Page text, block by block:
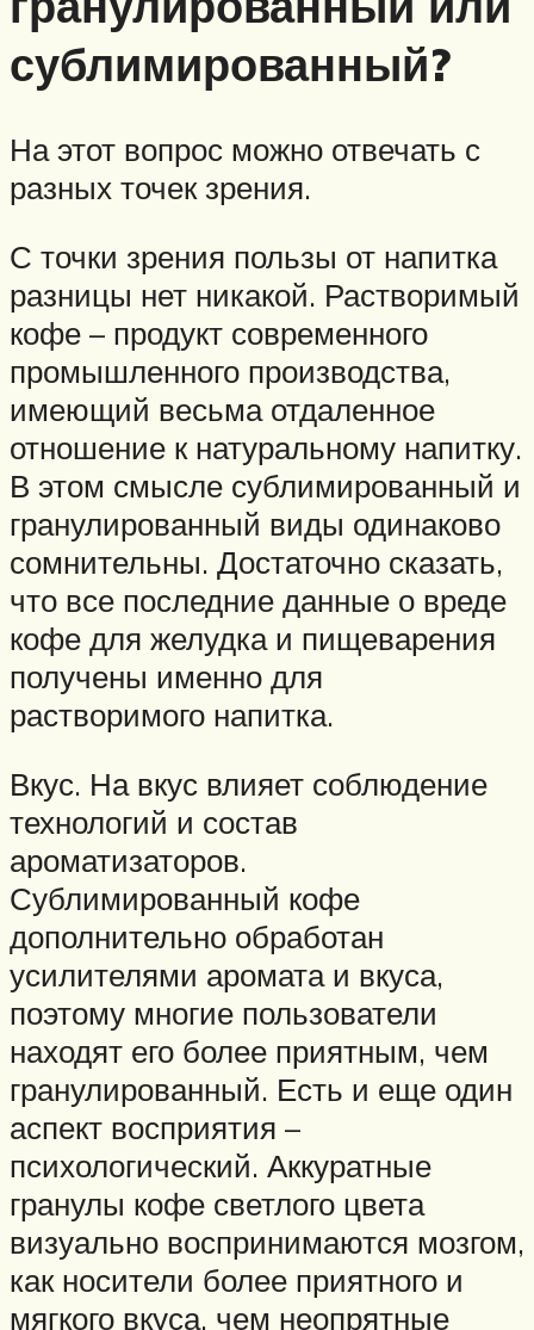
сублимированный?
На этот вопрос можно отвечать с
разных точек зрения.
С точки зрения пользы от напитка
разницы нет никакой. Растворимый
кофе – продукт современного
промышленного производства,
имеющий весьма отдаленное
отношение к натуральному напитку.
В этом смысле сублимированный и
гранулированный виды одинаково
сомнительны. Достаточно сказать,
что все последние данные о вреде
кофе для желудка и пищеварения
получены именно для
растворимого напитка.
Вкус. На вкус влияет соблюдение
технологий и состав
ароматизаторов.
Сублимированный кофе
дополнительно обработан
усилителями аромата и вкуса,
поэтому многие пользователи
находят его более приятным, чем
гранулированный. Есть и еще один
аспект восприятия –
психологический. Аккуратные
гранулы кофе светлого цвета
визуально воспринимаются мозгом,
как носители более приятного и
мягкого вкуса, чем неопрятные